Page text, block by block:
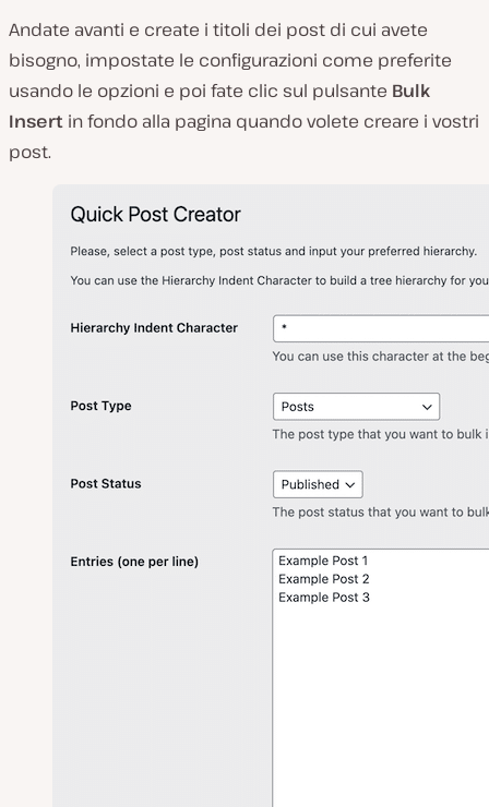
Andate avanti e create i titoli dei post di cui avete
bisogno, impostate le configurazioni come preferite
usando le opzioni e poi fate clic sul pulsante Bulk
Insert in fondo alla pagina quando volete creare i vostri
post.